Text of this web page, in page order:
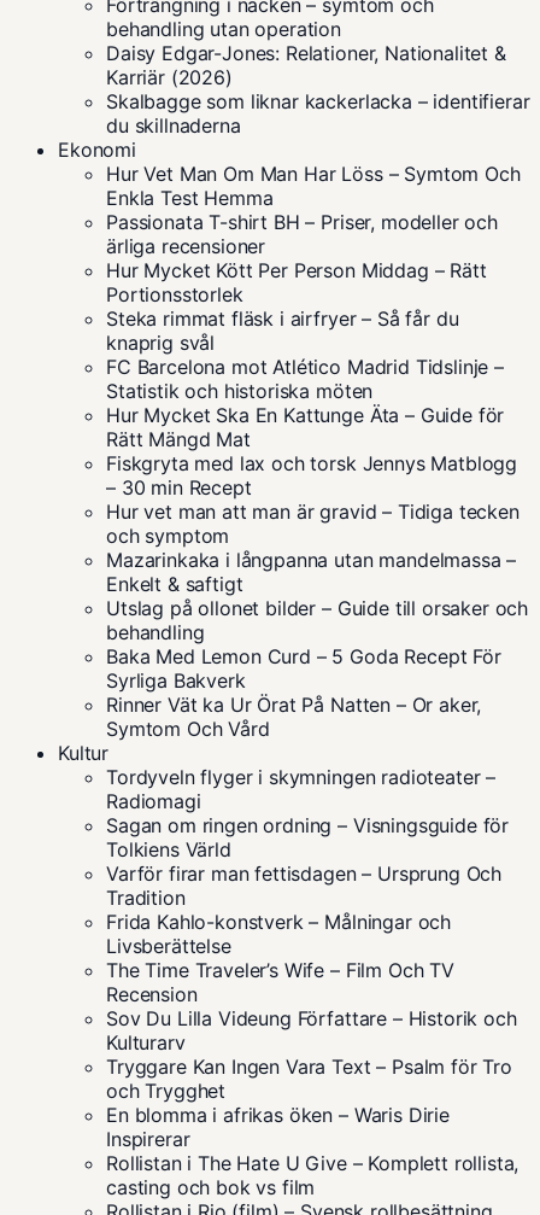
Förträngning i nacken – symtom och
behandling utan operation
Daisy Edgar-Jones: Relationer, Nationalitet &
Karriär (2026)
Skalbagge som liknar kackerlacka – identifierar
du skillnaderna
Ekonomi
Hur Vet Man Om Man Har Löss – Symtom Och
Enkla Test Hemma
Passionata T-shirt BH – Priser, modeller och
ärliga recensioner
Hur Mycket Kött Per Person Middag – Rätt
Portionsstorlek
Steka rimmat fläsk i airfryer – Så får du
knaprig svål
FC Barcelona mot Atlético Madrid Tidslinje –
Statistik och historiska möten
Hur Mycket Ska En Kattunge Äta – Guide för
Rätt Mängd Mat
Fiskgryta med lax och torsk Jennys Matblogg
– 30 min Recept
Hur vet man att man är gravid – Tidiga tecken
och symptom
Mazarinkaka i långpanna utan mandelmassa –
Enkelt & saftigt
Utslag på ollonet bilder – Guide till orsaker och
behandling
Baka Med Lemon Curd – 5 Goda Recept För
Syrliga Bakverk
Rinner Vät ka Ur Örat På Natten – Or aker,
Symtom Och Vård
Kultur
Tordyveln flyger i skymningen radioteater –
Radiomagi
Sagan om ringen ordning – Visningsguide för
Tolkiens Värld
Varför firar man fettisdagen – Ursprung Och
Tradition
Frida Kahlo-konstverk – Målningar och
Livsberättelse
The Time Traveler’s Wife – Film Och TV
Recension
Sov Du Lilla Videung Författare – Historik och
Kulturarv
Tryggare Kan Ingen Vara Text – Psalm för Tro
och Trygghet
En blomma i afrikas öken – Waris Dirie
Inspirerar
Rollistan i The Hate U Give – Komplett rollista,
casting och bok vs film